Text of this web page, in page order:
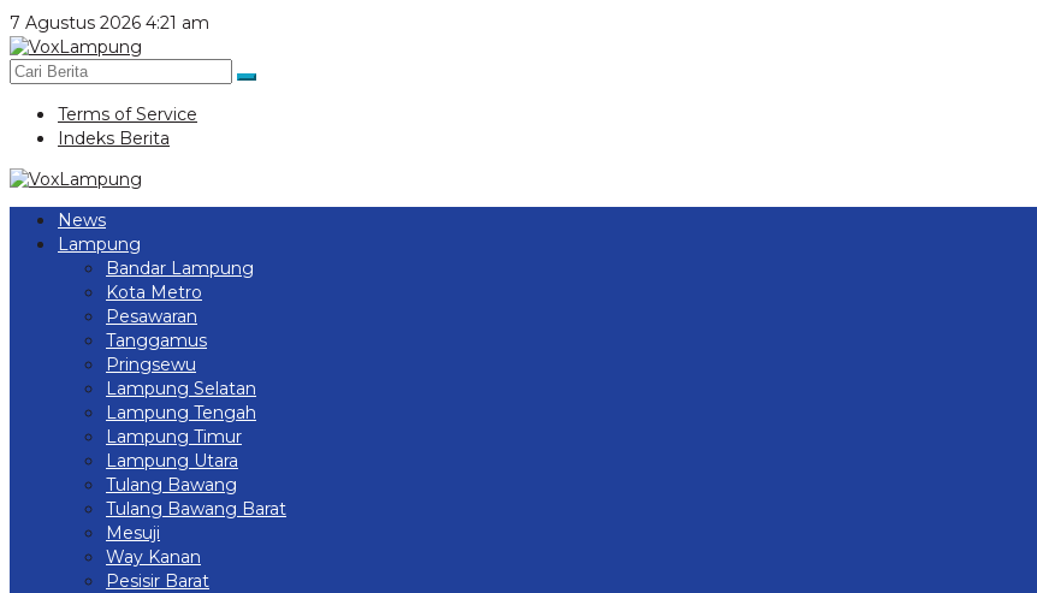
Lewati
ke
konten
7 Agustus 2026 4:21 am
Terms of Service
Indeks Berita
News
Lampung
Bandar Lampung
Kota Metro
Pesawaran
Tanggamus
Pringsewu
Lampung Selatan
Lampung Tengah
Lampung Timur
Lampung Utara
Tulang Bawang
Tulang Bawang Barat
Mesuji
Way Kanan
Pesisir Barat